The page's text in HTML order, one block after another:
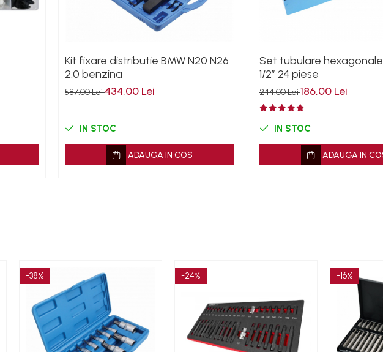
Kit fixare distributie BMW N20 N26
2.0 benzina
587,00 Lei434,00 Lei
IN STOC
ADAUGA IN COS
Set tubulare hexagonale
1/2” 24 piese
244,00 Lei186,00 Lei
IN STOC
ADAUGA IN
-38% -24% -16%